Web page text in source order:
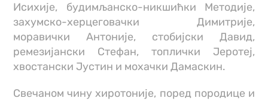
Исихије, будимљанско-никшићки Методије,
захумско-херцеговачки Димитрије,
моравички Антоније, стобијски Давид,
ремезијански Стефан, топлички Јеротеј,
хвостански Јустин и мохачки Дамаскин.
Свечаном чину хиротоније, поред породице и